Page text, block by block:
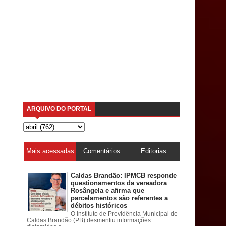
ARQUIVO DO PORTAL
Mais acessadas Comentários Editorias
Caldas Brandão: IPMCB responde
questionamentos da vereadora
Rosângela e afirma que
parcelamentos são referentes a
débitos históricos
O Instituto de Previdência Municipal de
Caldas Brandão (PB) desmentiu informações